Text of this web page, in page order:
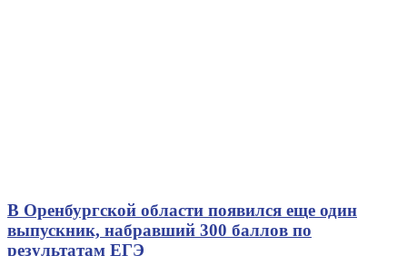
В Оренбургской области появился еще один
выпускник, набравший 300 баллов по
результатам ЕГЭ